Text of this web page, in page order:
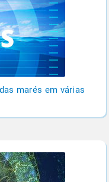
marés em várias